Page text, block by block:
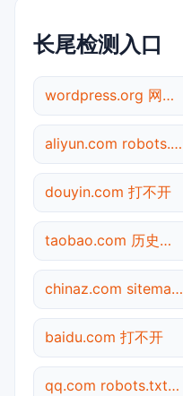
长尾检测入口
wordpress.org 网址查询
aliyun.com robots.txt检测
douyin.com 打不开
taobao.com 历史快照
chinaz.com sitemap.xml检测
baidu.com 打不开
qq.com robots.txt检测